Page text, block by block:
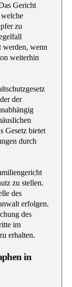
Gericht
zu
werden, wenn
weiterhin
der
Gesetz bietet
durch
zu stellen.
des
erfolgen.
des
im
erhalten.
in